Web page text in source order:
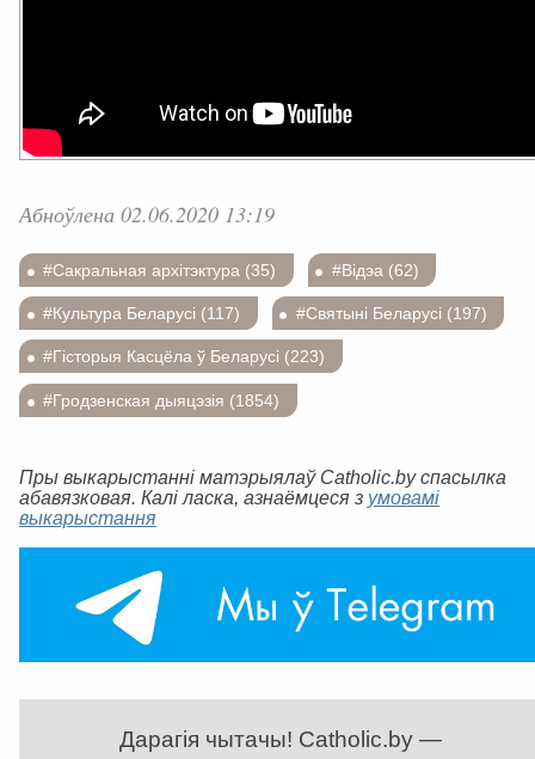
Абноўлена 02.06.2020 13:19
#Сакральная архітэктура (35) #Відэа (62)
#Культура Беларусі (117) #Святыні Беларусі (197)
#Гісторыя Касцёла ў Беларусі (223)
#Гродзенская дыяцэзія (1854)
Пры выкарыстанні матэрыялаў Catholic.by спасылка
абавязковая. Калі ласка, азнаёмцеся з умовамі
выкарыстання
Дарагія чытачы! Catholic.by —